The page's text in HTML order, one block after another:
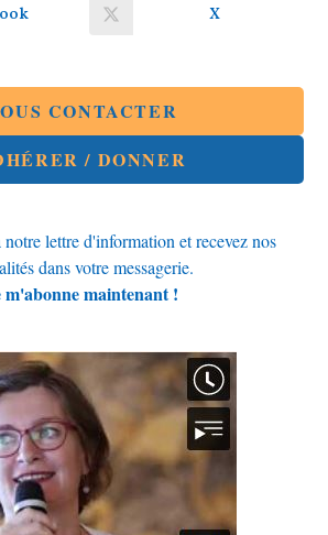
Ouvrir
X
CONTACTER
/ DONNER
lettre d'information et recevez nos
dans votre messagerie.
m'abonne maintenant !